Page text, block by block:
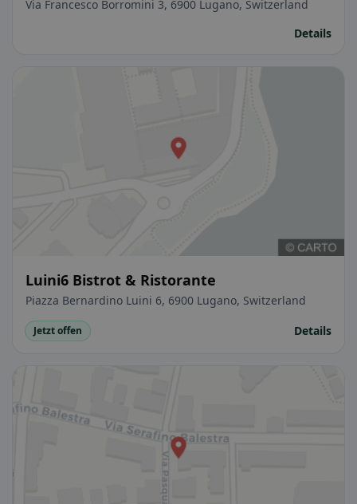
اللبناني
Via Francesco Borromini 3, 6900 Lugano, Switzerland
Details
Luini6 Bistrot & Ristorante
Piazza Bernardino Luini 6, 6900 Lugano, Switzerland
Jetzt offen Details